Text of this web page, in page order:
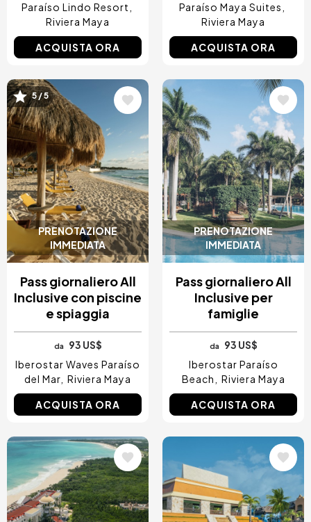
Paraíso Lindo Resort
Riviera Maya
ACQUISTA ORA
Paraíso Maya Suites
Riviera Maya
ACQUISTA ORA
PRENOTAZIONE
IMMEDIATA
Immagine
5 / 5
Pass giornaliero All
Inclusive con piscine
e spiaggia
da
93 US$
Iberostar Waves Paraíso
del Mar Riviera Maya
ACQUISTA ORA
PRENOTAZIONE
IMMEDIATA
Immagine
Pass giornaliero All
Inclusive per
famiglie
da
93 US$
Iberostar Paraíso
Beach
Riviera Maya
ACQUISTA ORA
Immagine Immagine